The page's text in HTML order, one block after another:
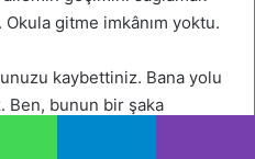
Okula gitme imkânım yoktu.
kaybettiniz. Bana yolu
Ben, bunun bir şaka